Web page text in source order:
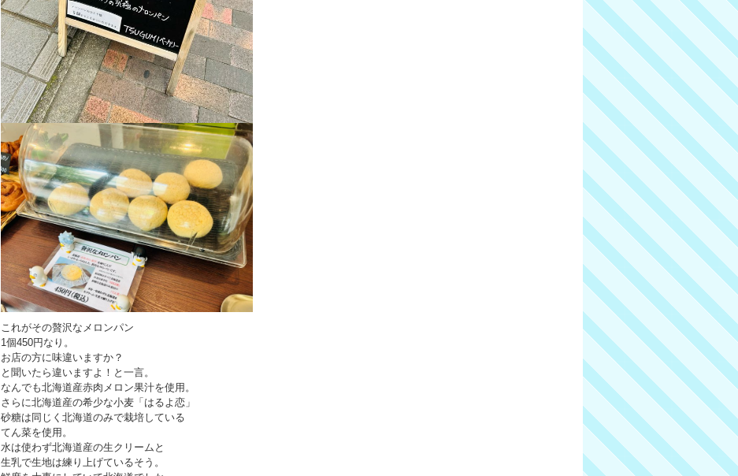
これがその贅沢なメロンパン
1個450円なり。
お店の方に味違いますか？
と聞いたら違いますよ！と一言。
なんでも北海道産赤肉メロン果汁を使用。
さらに北海道産の希少な小麦「はるよ恋」
砂糖は同じく北海道のみで栽培している
てん菜を使用。
水は使わず北海道産の生クリームと
生乳で生地は練り上げているそう。